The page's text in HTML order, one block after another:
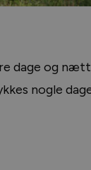
dage og
nogle